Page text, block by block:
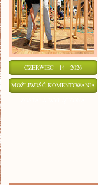
CZERWIEC - 14 - 2026
MOŻLIWOŚĆ KOMENTOWANIA